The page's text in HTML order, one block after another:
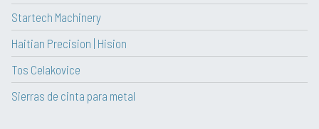
Startech Machinery
Haitian Precision | Hision
Tos Celakovice
Sierras de cinta para metal